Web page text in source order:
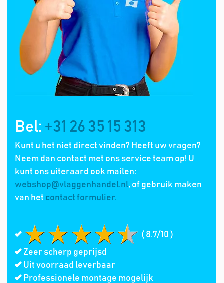
Bel: +31 26 35 15 313
Kunt u het niet direct vinden? Heeft uw vragen?
Neem dan contact met ons service team op! U
kunt ons uiteraard ook mailen:
webshop@vlaggenhandel.nl, of gebruik maken
van het contact formulier.
( 8.7/10 )
Zeer scherp geprijsd
Uit voorraad leverbaar
Professionele montage mogelijk